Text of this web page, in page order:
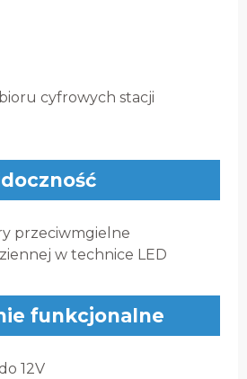
cyfrowych stacji
przeciwmgielne
w technice LED
funkcjonalne
12V